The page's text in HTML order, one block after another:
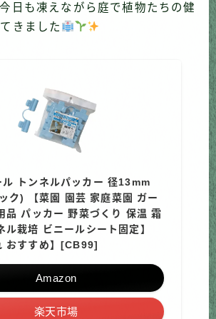
日も凍えながら庭で植物たちの健
きました
ル トンネルパッカー 径13mm
ク) 【菜園 園芸 家庭菜園 ガー
品 パッカー 野菜づくり 保温 霜
ル栽培 ビニールシート固定】
おすすめ】[CB99]
Amazon
楽天市場